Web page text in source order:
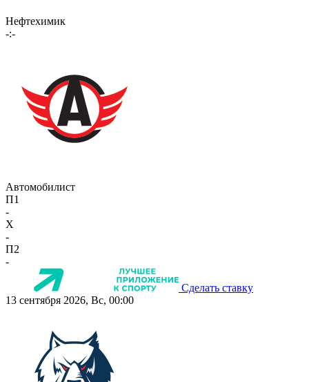
Нефтехимик
-:-
Автомобилист
П1
-
X
-
П2
-
Сделать ставку
13 сентября 2026, Вс, 00:00